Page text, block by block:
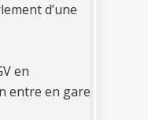
d’une
en
entre en gare